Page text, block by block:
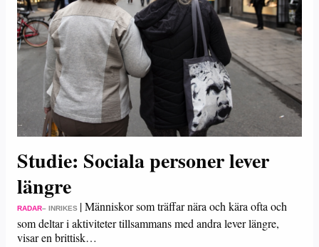
Studie: Sociala personer lever
längre
RADAR– INRIKES |Människor som träffar nära och kära ofta och
som deltar i aktiviteter tillsammans med andra lever längre,
visar en brittisk…